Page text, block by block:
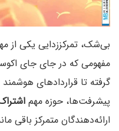
بی‌شک، تمرکززدایی یکی از
گرفته تا قراردادهای
پیشرفت‌ها، حوزه مهم
ارائه‌دهندگان متمرکز